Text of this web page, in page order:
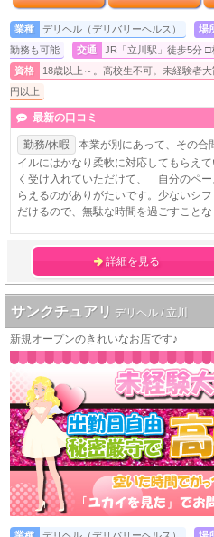
業種 デリヘル（デリバリーヘルス） 場
勤務も可能
交通
JR「立川駅」徒歩5分
資格
18歳以上～。高校生不可。未経験者
円以上
最新の口コミ
勤務/休暇
本業が別にあって、その合
イルにはかなり柔軟に対応してもらえ
く受け入れていただけて、「自分のペ
らえるのがありがたいです。少ないシ
だけるので、無駄な時間を過ごすことな
詳細を見る
サンクチュアリ デリヘル / 立川
新規オープンのきれいなお店です♪
業種 デリヘル（デリバリーヘルス） 場